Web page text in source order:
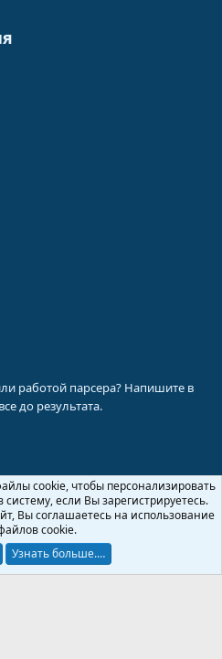
работой парсера? Напишите в
до результата.
Помощь
2026 XenForo Ltd.
cookie, чтобы персонализировать
если Вы зарегистрируетесь.
Вы соглашаетесь на использование
cookie.
Узнать больше.…